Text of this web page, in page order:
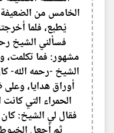
الخامس من
يُطبع، فلما
فسألني الشيخ
مشهور: فما تكلمت،
الشيخ -رحمه الله-
أوراق هدايا،
الحمراء التي
فقال لي الشيخ: